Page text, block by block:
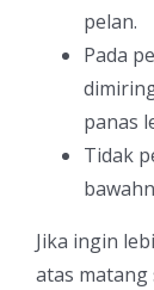
pelan.
Pada
panas
Tidak
Jika ingin
atas matang